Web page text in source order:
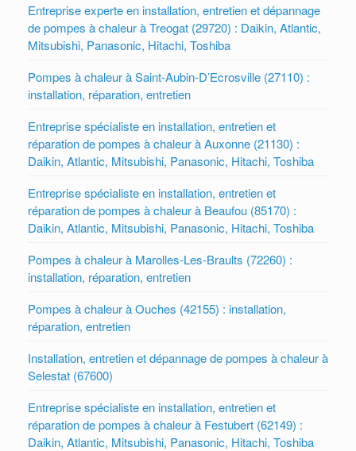
Entreprise experte en installation, entretien et dépannage
de pompes à chaleur à Treogat (29720) : Daikin, Atlantic,
Mitsubishi, Panasonic, Hitachi, Toshiba
Pompes à chaleur à Saint-Aubin-D’Ecrosville (27110) :
installation, réparation, entretien
Entreprise spécialiste en installation, entretien et
réparation de pompes à chaleur à Auxonne (21130) :
Daikin, Atlantic, Mitsubishi, Panasonic, Hitachi, Toshiba
Entreprise spécialiste en installation, entretien et
réparation de pompes à chaleur à Beaufou (85170) :
Daikin, Atlantic, Mitsubishi, Panasonic, Hitachi, Toshiba
Pompes à chaleur à Marolles-Les-Braults (72260) :
installation, réparation, entretien
Pompes à chaleur à Ouches (42155) : installation,
réparation, entretien
Installation, entretien et dépannage de pompes à chaleur à
Selestat (67600)
Entreprise spécialiste en installation, entretien et
réparation de pompes à chaleur à Festubert (62149) :
Daikin, Atlantic, Mitsubishi, Panasonic, Hitachi, Toshiba